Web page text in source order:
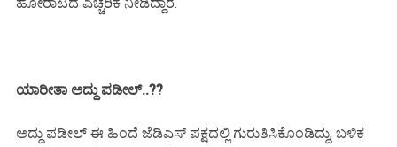
ಯಾರೀತಾ ಅದ್ದು ಪಡೀಲ್..??
ಅದ್ದು ಪಡೀಲ್ ಈ ಹಿಂದೆ ಜೆಡಿಎಸ್ ಪಕ್ಷದಲ್ಲಿ ಗುರುತಿಸಿಕೊಂಡಿದ್ದು, ಬಳಿಕ